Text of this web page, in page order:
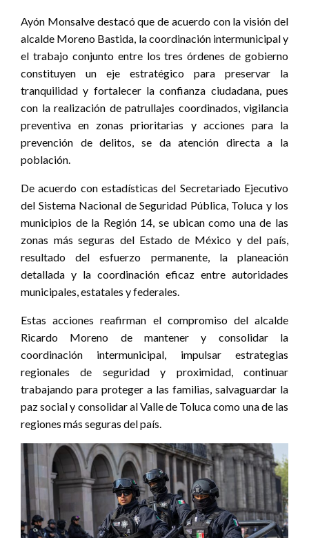
Ayón Monsalve destacó que de acuerdo con la visión del
alcalde Moreno Bastida, la coordinación intermunicipal y
el trabajo conjunto entre los tres órdenes de gobierno
constituyen un eje estratégico para preservar la
tranquilidad y fortalecer la confianza ciudadana, pues
con la realización de patrullajes coordinados, vigilancia
preventiva en zonas prioritarias y acciones para la
prevención de delitos, se da atención directa a la
población.
De acuerdo con estadísticas del Secretariado Ejecutivo
del Sistema Nacional de Seguridad Pública, Toluca y los
municipios de la Región 14, se ubican como una de las
zonas más seguras del Estado de México y del país,
resultado del esfuerzo permanente, la planeación
detallada y la coordinación eficaz entre autoridades
municipales, estatales y federales.
Estas acciones reafirman el compromiso del alcalde
Ricardo Moreno de mantener y consolidar la
coordinación intermunicipal, impulsar estrategias
regionales de seguridad y proximidad, continuar
trabajando para proteger a las familias, salvaguardar la
paz social y consolidar al Valle de Toluca como una de las
regiones más seguras del país.